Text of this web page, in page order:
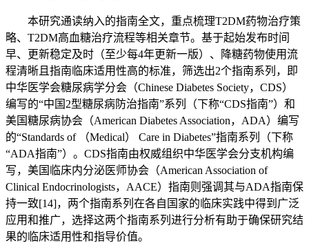
本研究通读纳入的指南全文，重点梳理T2DM药物治疗策
略、T2DM高血糖治疗流程等相关章节。基于起始发布时间
早、更新稳定及时（至少每4年更新一版）、降糖药物使用流
程清晰且指南临床适用性高的标准，筛选出2个指南系列，即
中华医学会糖尿病学分会（Chinese Diabetes Society，CDS）
编写的“中国2型糖尿病防治指南”系列（下称“CDS指南”）和
美国糖尿病协会（American Diabetes Association，ADA）编写
的“Standards of （Medical） Care in Diabetes”指南系列（下称
“ADA指南”）。CDS指南由权威组织中华医学会分支机构编
写，美国临床内分泌医师协会（American Association of
Clinical Endocrinologists，AACE）指南则强调其与ADA指南保
持一致[14]，两个指南系列在各自国家的临床实践中得到广泛
应用和推广，选择这两个指南系列进行分析有助于确保研究结
果的临床适用性和指导价值。